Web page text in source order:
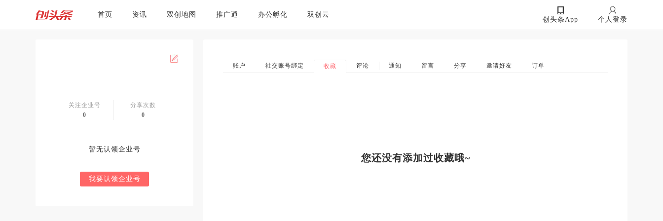
首页 资讯 双创地图 推广通 办公孵化 双创云
创头条App 个人登录
关注企业号
0
分享次数
0
暂无认领企业号
我要认领企业号
账户 社交账号绑定 收藏 评论 通知 留言 分享 邀请好友 订单
您还没有添加过收藏哦~